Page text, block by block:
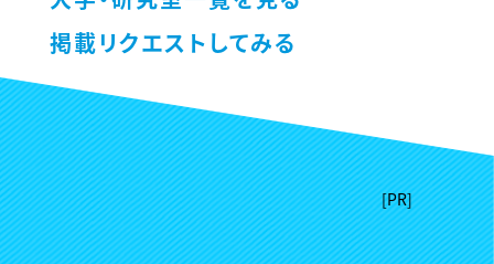
掲載リクエストしてみる